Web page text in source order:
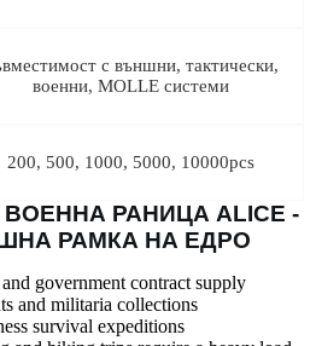
с външни, тактически,
военни, MOLLE системи
200, 500, 1000, 5000, 10000pcs
РАНИЦА ALICE -
РАМКА НА ЕДРО
government contract supply
and militaria collections
survival expeditions